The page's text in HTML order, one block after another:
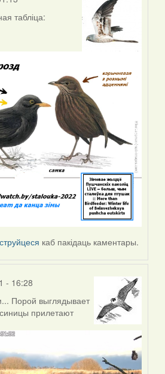
табліца:
каб пакідаць каментары.
- 16:28
Порой выглядывает
прилетают